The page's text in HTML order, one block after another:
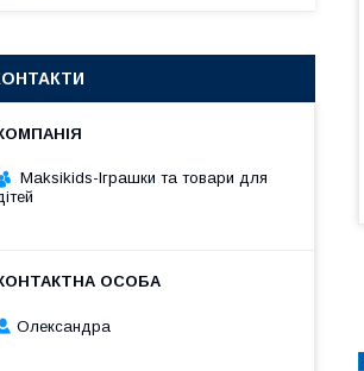
Maksikids-Іграшки та товари для
Олександра